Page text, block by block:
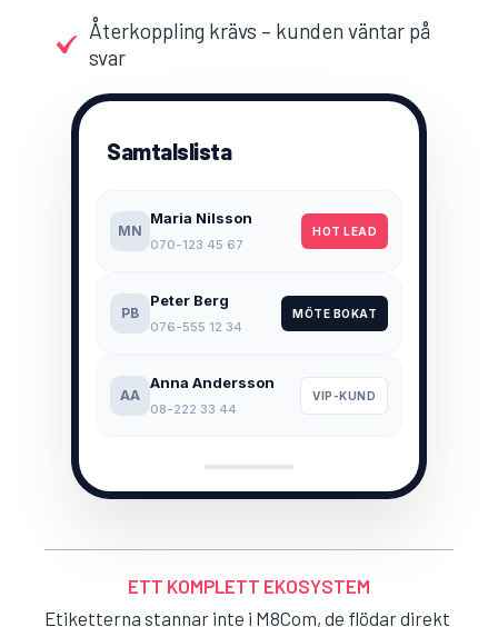
Återkoppling krävs – kunden väntar på
svar
Samtalslista
MN
Maria Nilsson
070-123 45 67
HOT LEAD
PB
Peter Berg
076-555 12 34
MÖTE BOKAT
AA
Anna Andersson
08-222 33 44
VIP-KUND
ETT KOMPLETT EKOSYSTEM
Etiketterna stannar inte i M8Com, de flödar direkt